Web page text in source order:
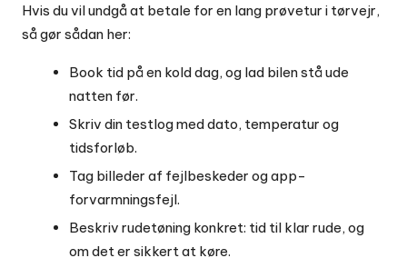
Hvis du vil undgå at betale for en lang prøvetur i tørvejr,
så gør sådan her:
Book tid på en kold dag, og lad bilen stå ude
natten før.
Skriv din testlog med dato, temperatur og
tidsforløb.
Tag billeder af fejlbeskeder og app-
forvarmningsfejl.
Beskriv rudetøning konkret: tid til klar rude, og
om det er sikkert at køre.